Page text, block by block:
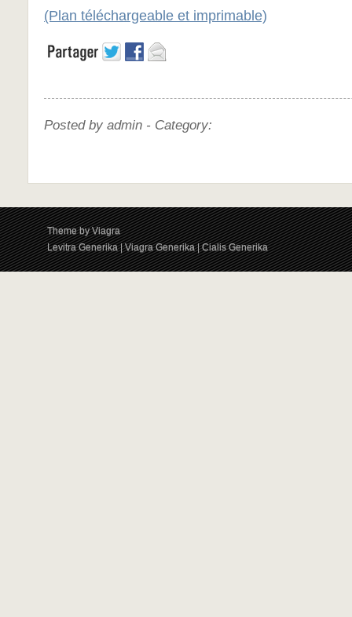
(Plan téléchargeable et imprimable)
Posted by admin - Category:
Theme byViagra
Levitra Generika|Viagra Generika|Cialis Generika